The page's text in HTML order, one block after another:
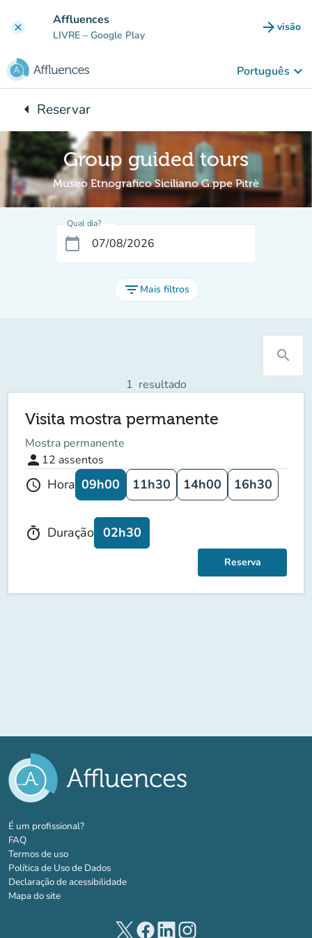
clear Affluences
LIVRE – Google Play arrow_forward visão
(novo
Português keyboard_arrow_down
arrow_leftVoltar para:
Reservar
Group guided tours
Museo Etnografico Siciliano G.ppe Pitrè
Qual dia?
calendar_today
filter_list Mais filtros
search
1 resultado
Visita mostra permanente
Mostra permanente
person 12 assentos
schedule Hora 09h00 11h30 14h00 16h30
timer Duração 02h30
Reserva
É um profissional?(novo separador)
FAQ
Termos de uso
Política de Uso de Dados
Declaração de acessibilidade
Mapa do site
(novo separador)
(novo separador)
(novo separador)